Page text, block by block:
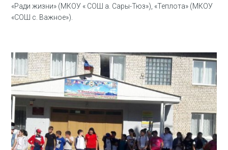
«Ради жизни» (МКОУ « СОШ а. Сары-Тюз»), «Теплота» (МКОУ
«СОШ с. Важное»).